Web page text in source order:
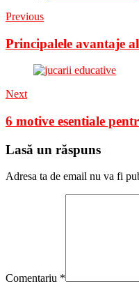
Previous
Principalele avantaje
Next
6 motive esentiale
Lasă un răspuns
Adresa ta de email nu va fi
Comentariu *